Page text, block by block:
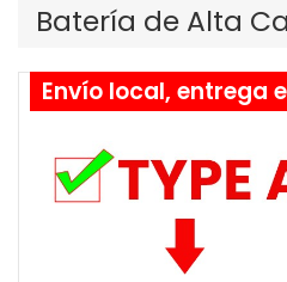
Batería de Alta
Envío local, entrega